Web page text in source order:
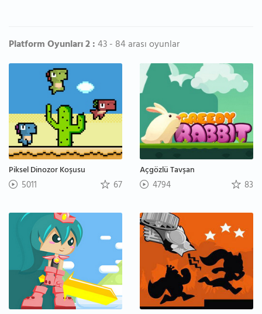
Platform Oyunları 2 :43 - 84 arası oyunlar
Piksel Dinozor Koşusu
5011 67
Açgözlü Tavşan
4794 83